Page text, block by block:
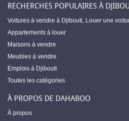
RECHERCHES POPULAIRES À
Voitures à vendre à Djibouti, Louer une
Appartements à louer
Maisons à vendre
Meubles à vendre
Emplois à Djibouti
Toutes les catégories
À PROPOS DE DAHABOO
À propos